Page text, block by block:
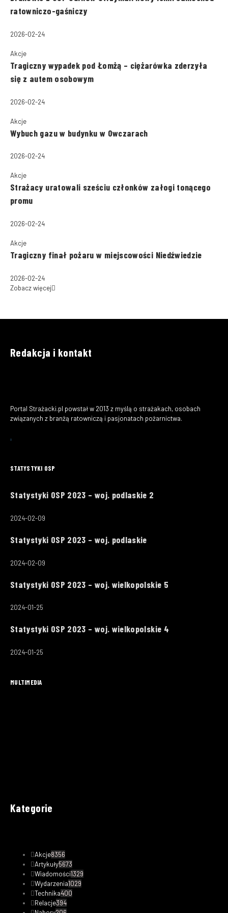
ratowniczo-gaśniczy
2026-02-24
Akcje
Tragiczny wypadek pod Łomżą – ciężarówka zderzyła
się z autem osobowym
2026-02-24
Akcje
Wybuch gazu w budynku w Owczarach
2026-02-24
Akcje
Strażacy uratowali sześciu członków załogi tonącego
promu
2026-02-24
Akcje
Tragiczny finał pożaru w miejscowości Niedźwiedzie
2026-02-24
Zobacz więcej
Redakcja i kontakt
Portal Strażacki.pl powstał w 2013 z myślą o strażakach, osobach
związanych z branżą ratowniczą i pasjonatach pożarnictwa.
STATYSTYKI OSP
Statystyki OSP 2023 – woj. podlaskie 2
2024-02-09
Statystyki OSP 2023 – woj. podlaskie
2024-02-09
Statystyki OSP 2023 – woj. wielkopolskie 5
2024-01-25
Statystyki OSP 2023 – woj. wielkopolskie 4
2024-01-25
MULTIMEDIA
Kategorie
Akcje8356
Artykuły5673
Wiadomości1329
Wydarzenia1029
Technika400
Relacje394